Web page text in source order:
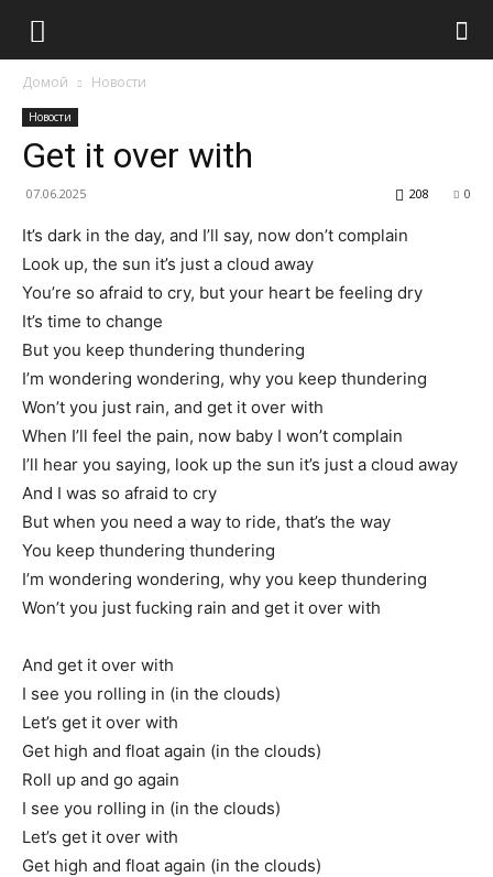
Домой Новости
Новости
Get it over with
07.06.2025 0
208
It’s dark in the day, and I’ll say, now don’t complain
Look up, the sun it’s just a cloud away
You’re so afraid to cry, but your heart be feeling dry
It’s time to change
But you keep thundering thundering
I’m wondering wondering, why you keep thundering
Won’t you just rain, and get it over with
When I’ll feel the pain, now baby I won’t complain
I’ll hear you saying, look up the sun it’s just a cloud away
And I was so afraid to cry
But when you need a way to ride, that’s the way
You keep thundering thundering
I’m wondering wondering, why you keep thundering
Won’t you just fucking rain and get it over with
And get it over with
I see you rolling in (in the clouds)
Let’s get it over with
Get high and float again (in the clouds)
Roll up and go again
I see you rolling in (in the clouds)
Let’s get it over with
Get high and float again (in the clouds)